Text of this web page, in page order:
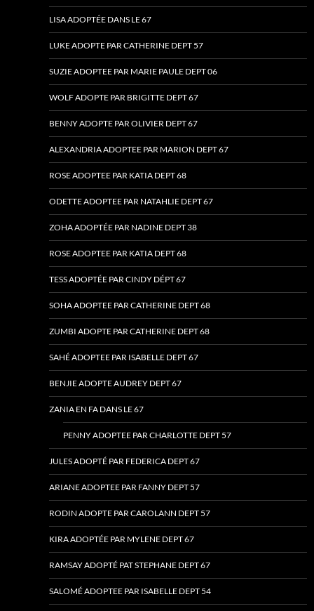
LISA ADOPTÉE DANS LE 67
LUKE ADOPTE PAR CATHERINE DEPT 57
SUZIE ADOPTEE PAR MARIE PAULE DEPT 06
WOLF ADOPTE PAR BRIGITTE DEPT 67
BENNY ADOPTE PAR OLIVIER DEPT 67
ALEXANDRIA ADOPTEE PAR MARION DEPT 67
ROSE ADOPTEE PAR KATIA DEPT 68
ODETTE ADOPTEE PAR NATAHLIE DEPT 67
ZOHA ADOPTÉE PAR NADINE DEPT 38
ROSE ADOPTEE PAR KATIA DEPT 68
TESS ADOPTÉE PAR CINDY DÉPT 67
SOHA ADOPTEE PAR CATHERINE DEPT 68
ZUMBI ADOPTE PAR CATHERINE DEPT 68
SAHÉ ADOPTEE PAR ISABELLE DEPT 67
BENJIE ADOPTE AUDREY DEPT 67
ZANIA EN FA DANS LE 67
PENNY ADOPTEE PAR CHARLOTTE DEPT 57
JULES ADOPTÉ PAR FEDERICA DEPT 67
ARIANE ADOPTEE PAR FANNY DEPT 57
RODIN ADOPTE PAR CAROLANN DEPT 57
KIRA ADOPTÉE PAR MYLENE DEPT 67
RAMSAY ADOPTÉ PAT STEPHANE DEPT 67
SALOMÉ ADOPTEE PAR ISABELLE DEPT 54